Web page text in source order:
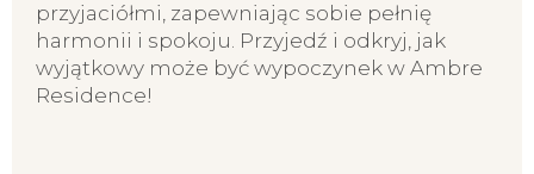
przyjaciółmi, zapewniając sobie pełnię
harmonii i spokoju. Przyjedź i odkryj, jak
wyjątkowy może być wypoczynek w Ambre
Residence!